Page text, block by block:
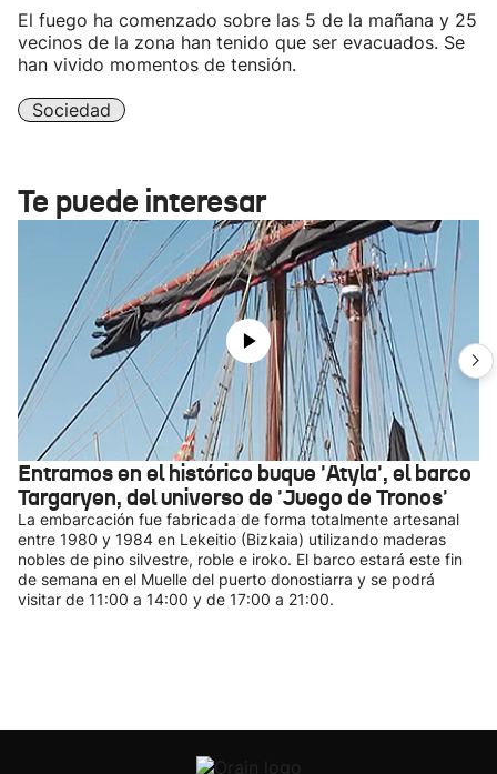
El fuego ha comenzado sobre las 5 de la mañana y 25
vecinos de la zona han tenido que ser evacuados. Se
han vivido momentos de tensión.
Sociedad
Te puede interesar
Entramos en el histórico buque 'Atyla', el barco
Targaryen, del universo de 'Juego de Tronos'
La embarcación fue fabricada de forma totalmente artesanal
entre 1980 y 1984 en Lekeitio (Bizkaia) utilizando maderas
nobles de pino silvestre, roble e iroko. El barco estará este fin
de semana en el Muelle del puerto donostiarra y se podrá
visitar de 11:00 a 14:00 y de 17:00 a 21:00.